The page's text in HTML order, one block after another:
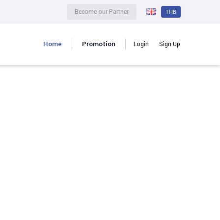
Become our Partner THB
Login Sign Up
Home Promotion